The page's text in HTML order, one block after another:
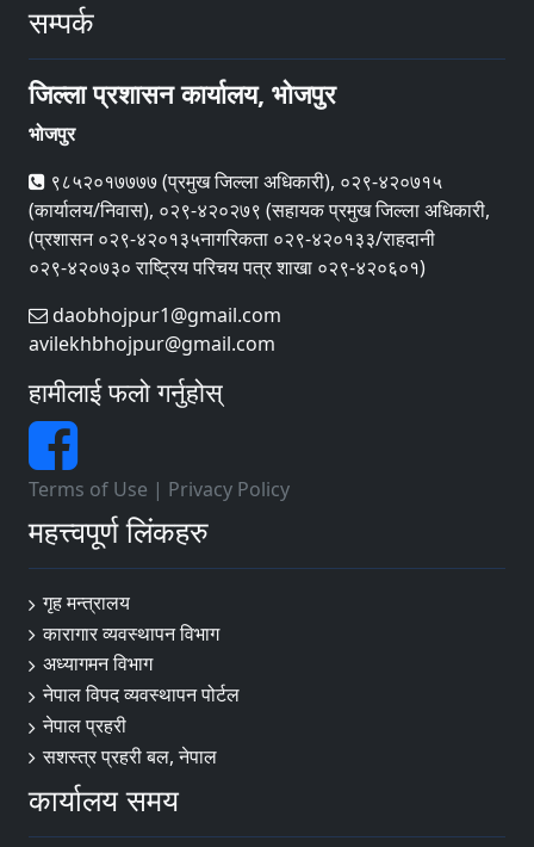
सम्पर्क
जिल्ला प्रशासन कार्यालय, भोजपुर
भोजपुर
९८५२०१७७७७ (प्रमुख जिल्ला अधिकारी), ०२९-४२०७१५
(कार्यालय/निवास), ०२९-४२०२७९ (सहायक प्रमुख जिल्ला अधिकारी,
(प्रशासन ०२९-४२०१३५नागरिकता ०२९-४२०१३३/राहदानी
०२९-४२०७३० राष्ट्रिय परिचय पत्र शाखा ०२९-४२०६०१)
daobhojpur1@gmail.com
avilekhbhojpur@gmail.com
हामीलाई फलो गर्नुहोस्
Terms of Use | Privacy Policy
महत्त्वपूर्ण लिंकहरु
गृह मन्त्रालय
कारागार व्यवस्थापन विभाग
अध्यागमन विभाग
नेपाल विपद व्यवस्थापन पोर्टल
नेपाल प्रहरी
सशस्त्र प्रहरी बल, नेपाल
कार्यालय समय